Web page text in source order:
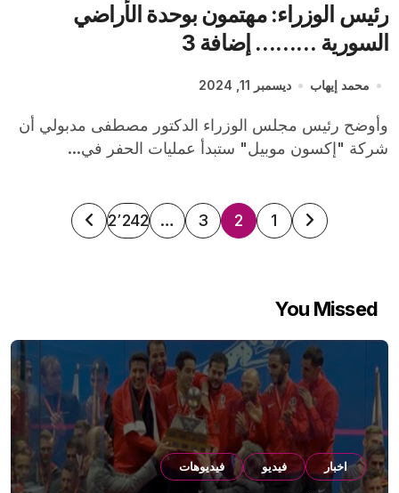
رئيس الوزراء: مهتمون بوحدة الأراضي
السورية ……… إضافة 3
محمد إيهاب ديسمبر 11, 2024
وأوضح رئيس مجلس الوزراء الدكتور مصطفى مدبولي أن
شركة "إكسون موبيل" ستبدأ عمليات الحفر في...
تعدد
المقالات
1
2
3
… 2٬242
You Missed
اخبار فيديو فيديوهات